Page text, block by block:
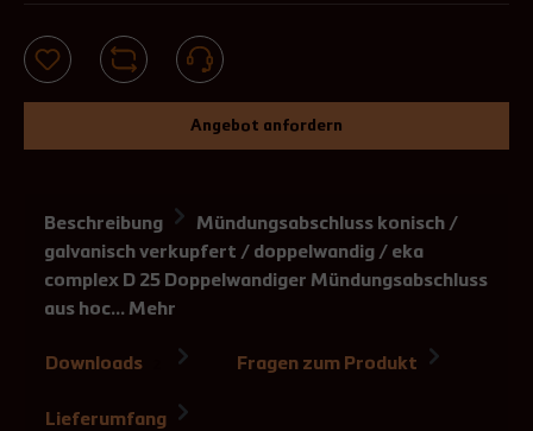
Angebot anfordern
Beschreibung
Mündungsabschluss konisch /
galvanisch verkupfert / doppelwandig / eka
complex D 25 Doppelwandiger Mündungsabschluss
aus hoc… Mehr
Downloads Fragen zum Produkt
Lieferumfang